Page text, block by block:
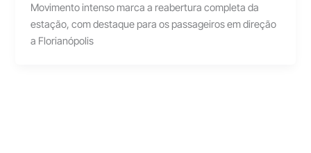
Movimento intenso marca a reabertura completa da
estação, com destaque para os passageiros em direção
a Florianópolis